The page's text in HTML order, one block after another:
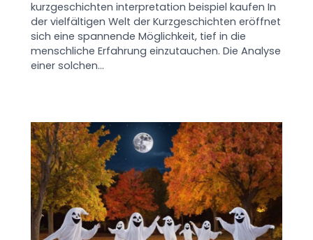
kurzgeschichten interpretation beispiel kaufen In
der vielfältigen Welt der Kurzgeschichten eröffnet
sich eine spannende Möglichkeit, tief in die
menschliche Erfahrung einzutauchen. Die Analyse
einer solchen…